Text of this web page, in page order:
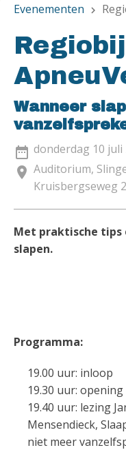
Evenementen chevron_right
Wanneer
date_range donderdag 10 juli
location_on Auditorium,
Kruisbergseweg
Met praktische tips
slapen.
Programma:
19.00 uur: inloop
19.30 uur:
19.40 uur: lezing
Mensendieck,
niet meer